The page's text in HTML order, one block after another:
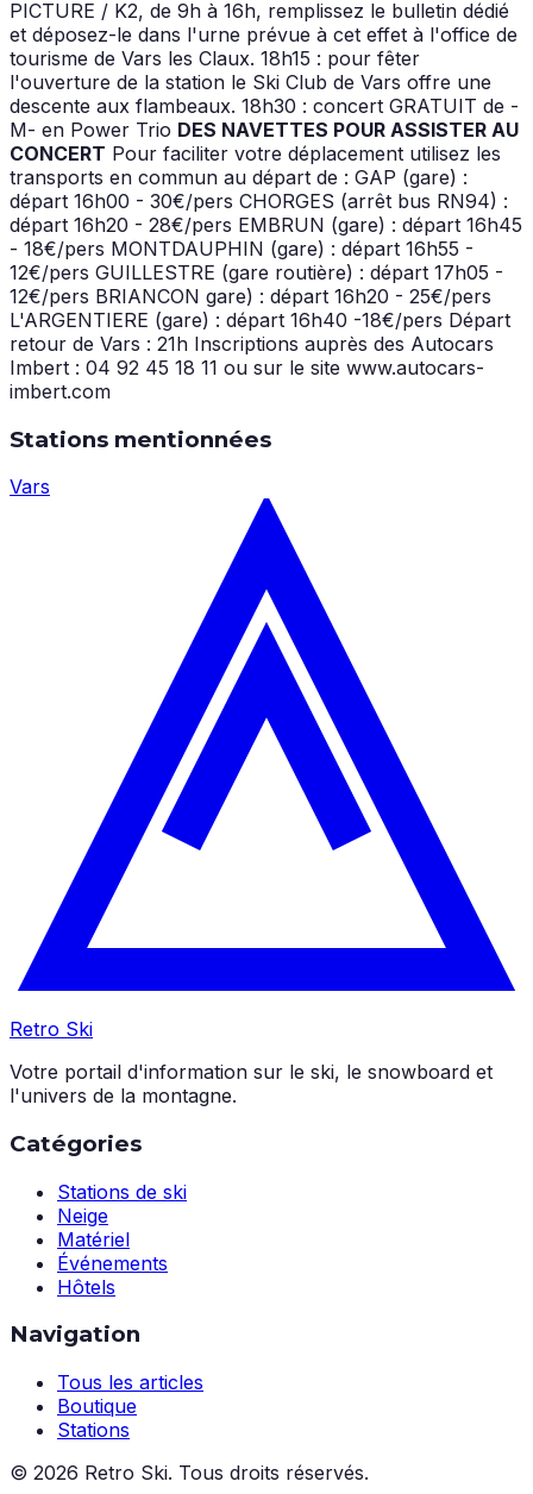
PICTURE / K2, de 9h à 16h, remplissez le bulletin dédié
et déposez-le dans l'urne prévue à cet effet à l'office de
tourisme de Vars les Claux. 18h15 : pour fêter
l'ouverture de la station le Ski Club de Vars offre une
descente aux flambeaux. 18h30 : concert GRATUIT de -
M- en Power Trio DES NAVETTES POUR ASSISTER AU
CONCERT Pour faciliter votre déplacement utilisez les
transports en commun au départ de : GAP (gare) :
départ 16h00 - 30€/pers CHORGES (arrêt bus RN94) :
départ 16h20 - 28€/pers EMBRUN (gare) : départ 16h45
- 18€/pers MONTDAUPHIN (gare) : départ 16h55 -
12€/pers GUILLESTRE (gare routière) : départ 17h05 -
12€/pers BRIANCON gare) : départ 16h20 - 25€/pers
L'ARGENTIERE (gare) : départ 16h40 -18€/pers Départ
retour de Vars : 21h Inscriptions auprès des Autocars
Imbert : 04 92 45 18 11 ou sur le site www.autocars-
imbert.com
Stations mentionnées
Vars
Retro Ski
Votre portail d'information sur le ski, le snowboard et
l'univers de la montagne.
Catégories
Stations de ski
Neige
Matériel
Événements
Hôtels
Navigation
Tous les articles
Boutique
Stations
© 2026 Retro Ski. Tous droits réservés.